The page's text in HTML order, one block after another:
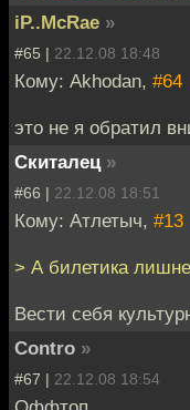
iP..McRae »
#65 | 22.12.08 18:48
Кому: Akhodan, #64
это не я обратил
Скиталец »
#66 | 22.12.08 18:51
Кому: Атлетыч, #13
> А билетика
Вести себя
Contro »
#67 | 22.12.08 18:54